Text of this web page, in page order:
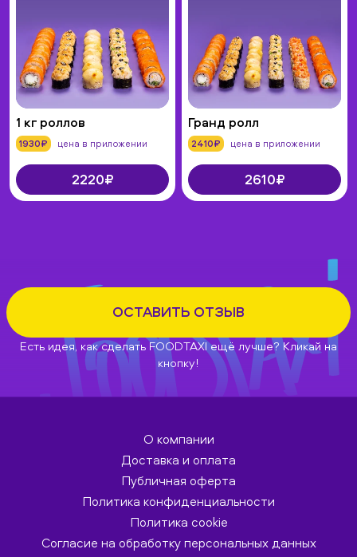
1 кг роллов
1930₽ цена в приложении
2220₽
Гранд ролл
2410₽ цена в приложении
2610₽
ОСТАВИТЬ ОТЗЫВ
Есть идея, как сделать FOODTAXI ещё лучше? Кликай на
кнопку!
О компании
Доставка и оплата
Публичная оферта
Политика конфиденциальности
Политика cookie
Согласие на обработку персональных данных